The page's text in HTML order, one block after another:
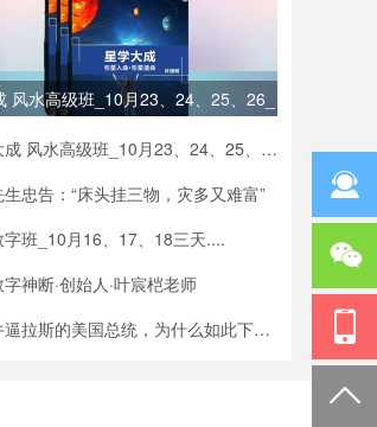
风水高级班_10月23、24、25、26_
星学大成 风水高级班_10月23、24、25、26_
生忠告：“床头挂三物，灾多又难富”
字班_10月16、17、18三天....
神断·创始人·叶宸桤老师
一个牛逼拉斯的美国总统，为什么如此下场？